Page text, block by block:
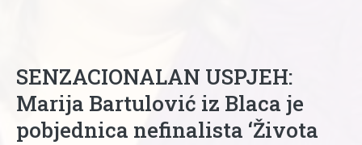
SENZACIONALAN USPJEH:
Marija Bartulović iz Blaca je
pobjednica nefinalista ‘Života